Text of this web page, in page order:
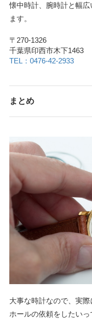
懐中時計、腕時計と幅
ます。
〒270-1326
千葉県印西市木下1463
TEL：0476-42-2933
まとめ
大事な時計なので、実
ホールの依頼をしたいっ